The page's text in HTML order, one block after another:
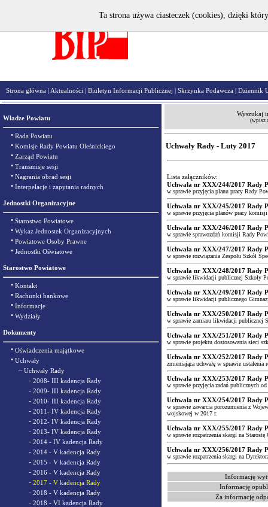
Strona główna | Aktualności | Biuletyn Informacji Publicznej | Skrzynka Podawcza | Dziennik
Władze Powiatu
• Rada Powiatu
• Komisje Rady Powiatu Oleśnickiego
• Zarząd Powiatu
• Transmisje sesji
• Nagrania obrad sesji
• Interpelacje i zapytania radnych
Jednostki Organizacyjne
• Starostwo Powiatowe
• Wykaz Jednostek Organizacyjnych
• Powiatowe Osoby Prawne
• Jednostki Oświatowe
Starostwo Powiatowe
• Kontakt
• Rachunki bankowe
• Informacje
• Wydziały
Dokumenty
• Oświadczenia majątkowe
• Uchwały
– Uchwały Rady
- 2008- III kadencja Rady
- 2009- III kadencja Rady
- 2010- III kadencja Rady
- 2011- IV kadencja Rady
- 2012- IV kadencja Rady
- 2013- IV kadencja Rady
- 2014 - IV kadencja Rady
- 2014 - V kadencja Rady
- 2015 - V kadencja Rady
- 2016 - V kadencja Rady
- 2017 - V kadencja Rady
- 2018 - V kadencja Rady
- 2018 - VI kadencja Rady
Wyszukaj
(wpisz
Uchwały Rady - Luty 2017
Lista załączników:
Uchwała nr XXX/244/2017 Rady
w sprawie przyjęcia planu pracy Rady
Uchwała nr XXX/245/2017 Rady
w sprawie przyjęcia planów pracy
Uchwała nr XXX/246/2017 Rady
w sprawie sprawozdań komisji Rady
Uchwała nr XXX/247/2017 Rady
w sprawie rozwiązania Zespołu Szkół
Uchwała nr XXX/248/2017 Rady
w sprawie likwidacji publicznej Szkoły
Uchwała nr XXX/249/2017 Rady
w sprawie likwidacji publicznego
Uchwała nr XXX/250/2017 Rady
w sprawie zamiaru likwidacji publicznej
Uchwała nr XXX/251/2017 Rady
w sprawie projektu dostosowania sieci
Uchwała nr XXX/252/2017 Rady
zmieniająca uchwałę w sprawie
Uchwała nr XXX/253/2017 Rady
w sprawie przyjęcia zadań publicznych
Uchwała nr XXX/254/2017 Rady
w sprawie zawarcia porozumienia z
wojskowej w 2017 r.
Uchwała nr XXX/255/2017 Rady
w sprawie rozpatrzenia skargi na Starostę
Uchwała nr XXX/256/2017 Rady
w sprawie rozpatrzenia skargi na
Informację
Informację
Za informację
Ta strona używa ciasteczek (cookies), dzięki